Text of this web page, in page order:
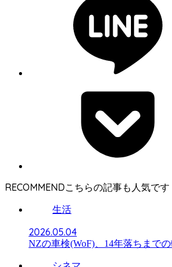
RECOMMEND
生活
2026.05.04
NZの車検(WoF)、14年落ちまで